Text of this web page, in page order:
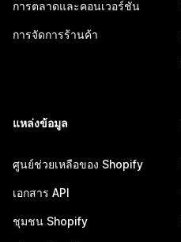
การตลาดและคอนเวอร์ชัน
การจัดการร้านค้า
แหล่งข้อมูล
ศูนย์ช่วยเหลือของ Shopify
เอกสาร API
ชุมชน Shopify